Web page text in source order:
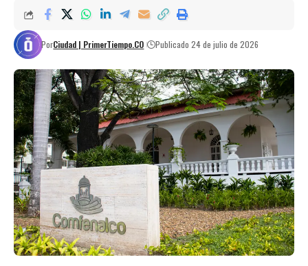
PorCiudad | PrimerTiempo.CO Publicado 24 de julio de 2026